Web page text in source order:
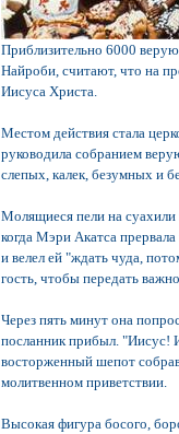
Приблизительно 6000
Найроби, считают, что на
Иисуса Христа.
Местом действия стала
руководила собранием
слепых, калек, безумных и
Молящиеся пели на
когда Мэри Акатса
и велел ей "ждать чуда,
гость, чтобы передать
Через пять минут она
посланник прибыл. "Иисус!
восторженный шепот
молитвенном приветствии.
Высокая фигура босого,